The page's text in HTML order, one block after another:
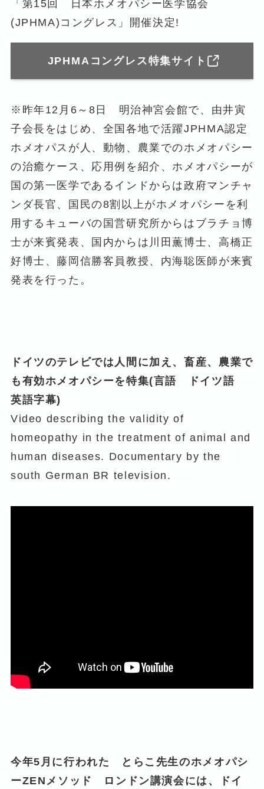
「第15回 日本ホメオパシー医学協会
(JPHMA)コングレス」開催決定!
JPHMAコングレス特集サイト
※昨年12月6～8日 明治神宮会館で、由井寅
子会長をはじめ、全国各地で活躍JPHMA認定
ホメオパスが人、動物、農業でのホメオパシー
の治癒ケース、応用例を紹介、ホメオパシーが
国の第一医学であるインドからは政府マンチャ
ンダ長官、国民の8割以上がホメオパシーを利
用するキューバの国営研究所からはブラチョ博
士が来賓発表、国内からは川田薫博士、高橋正
好博士、藤岡信勝客員教授、内海聡医師が来賓
発表を行った。
ドイツのテレビでは人間に加え、畜産、農業で
も有効ホメオパシーを特集(言語 ドイツ語
英語字幕)
Video describing the validity of
homeopathy in the treatment of animal and
human diseases. Documentary by the
south German BR television.
今年5月に行われた とらこ先生のホメオパシ
ーZENメソッド ロンドン講演会には、ドイ